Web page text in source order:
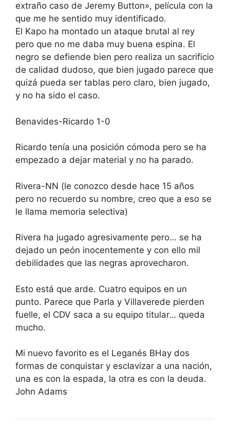
extraño caso de Jeremy Button», película con la
que me he sentido muy identificado.
El Kapo ha montado un ataque brutal al rey
pero que no me daba muy buena espina. El
negro se defiende bien pero realiza un sacrificio
de calidad dudoso, que bien jugado parece que
quizá pueda ser tablas pero claro, bien jugado,
y no ha sido el caso.
Benavides-Ricardo 1-0
Ricardo tenía una posición cómoda pero se ha
empezado a dejar material y no ha parado.
Rivera-NN (le conozco desde hace 15 años
pero no recuerdo su nombre, creo que a eso se
le llama memoria selectiva)
Rivera ha jugado agresivamente pero… se ha
dejado un peón inocentemente y con ello mil
debilidades que las negras aprovecharon.
Esto está que arde. Cuatro equipos en un
punto. Parece que Parla y Villaverede pierden
fuelle, el CDV saca a su equipo titular… queda
mucho.
Mi nuevo favorito es el Leganés BHay dos
formas de conquistar y esclavizar a una nación,
una es con la espada, la otra es con la deuda.
John Adams